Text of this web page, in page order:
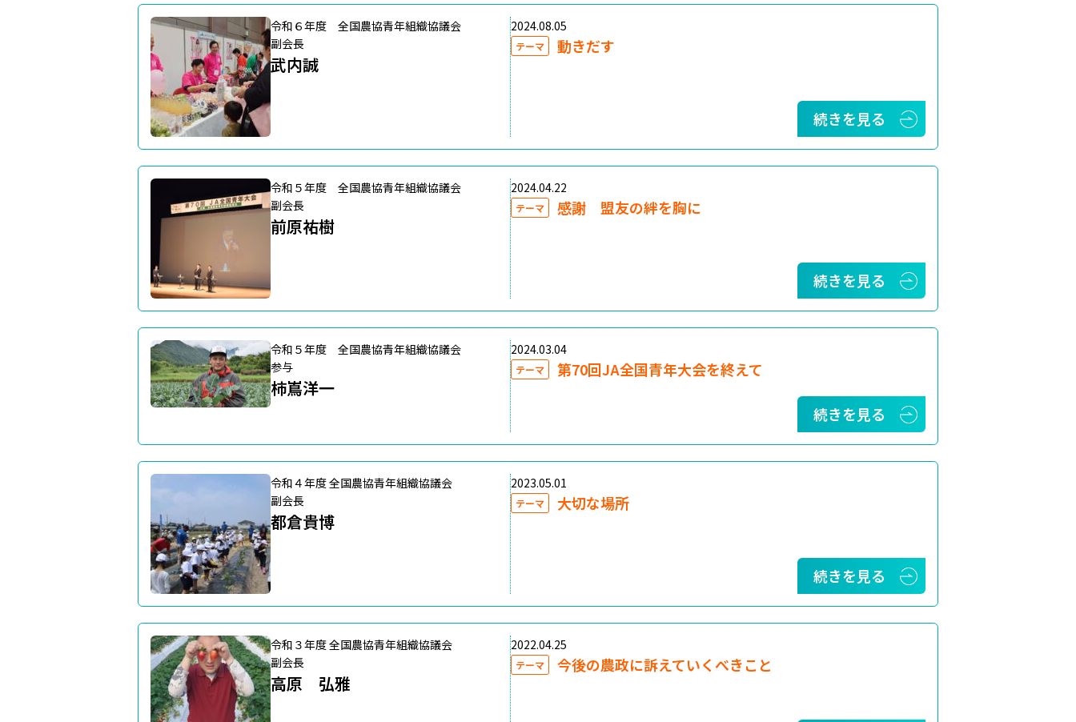
令和６年度 全国農協青年組織協議会
副会長
武内誠
2024.08.05
テーマ 動きだす
続きを見る
令和５年度 全国農協青年組織協議会
副会長
前原祐樹
2024.04.22
テーマ 感謝 盟友の絆を胸に
続きを見る
令和５年度 全国農協青年組織協議会
参与
柿嶌洋一
2024.03.04
テーマ 第70回JA全国青年大会を終えて
続きを見る
令和４年度 全国農協青年組織協議会
副会長
都倉貴博
2023.05.01
テーマ 大切な場所
続きを見る
令和３年度 全国農協青年組織協議会
副会長
高原 弘雅
2022.04.25
テーマ 今後の農政に訴えていくべきこと